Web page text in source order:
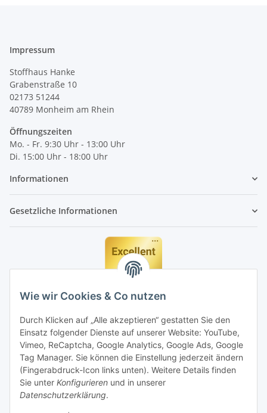
Wie wir Cookies & Co nutzen
Durch Klicken auf „Alle akzeptieren“ gestatten Sie den
Einsatz folgender Dienste auf unserer Website: YouTube,
Vimeo, ReCaptcha, Google Analytics, Google Ads, Google
Tag Manager. Sie können die Einstellung jederzeit ändern
(Fingerabdruck-Icon links unten). Weitere Details finden
Sie unter Konfigurieren und in unserer
Datenschutzerklärung.
Impressum
Stoffhaus Hanke
Grabenstraße 10
02173 51244
40789 Monheim am Rhein
Öffnungszeiten
Mo. - Fr. 9:30 Uhr - 13:00 Uhr
Di. 15:00 Uhr - 18:00 Uhr
Informationen
Gesetzliche Informationen